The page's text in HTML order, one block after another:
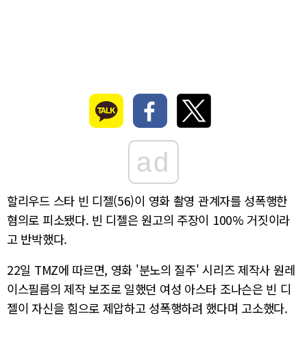
ad
할리우드 스타 빈 디젤(56)이 영화 촬영 관계자를 성폭행한
혐의로 피소됐다. 빈 디젤은 원고의 주장이 100% 거짓이라
고 반박했다.
22일 TMZ에 따르면, 영화 '분노의 질주' 시리즈 제작사 원레
이스필름의 제작 보조로 일했던 여성 아스타 조나슨은 빈 디
젤이 자신을 힘으로 제압하고 성폭행하려 했다며 고소했다.